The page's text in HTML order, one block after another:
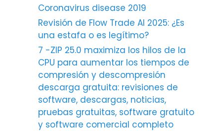
Coronavirus disease 2019
Revisión de Flow Trade AI 2025: ¿Es
una estafa o es legítimo?
7 -ZIP 25.0 maximiza los hilos de la
CPU para aumentar los tiempos de
compresión y descompresión
descarga gratuita: revisiones de
software, descargas, noticias,
pruebas gratuitas, software gratuito
y software comercial completo